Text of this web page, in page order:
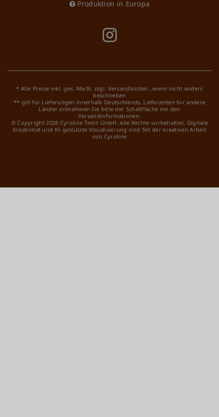
Produktion in Europa
* Alle Preise inkl. ges. MwSt. zzgl. Versandkosten , wenn nicht anders
beschrieben
** gilt für Lieferungen innerhalb Deutschlands, Lieferzeiten für andere
Länder entnehmen Sie bitte der Schaltfläche mit den
Versandinformationen.
© Copyright 2026 Cyroline Textil GmbH. Alle Rechte vorbehalten. Digitale
Kreativität und KI-gestützte Visualisierung sind Teil der kreativen Arbeit
von Cyroline